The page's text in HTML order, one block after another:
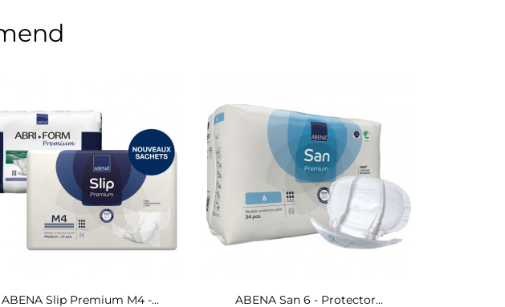
ABENA Slip Premium M4 -... ABENA San 6 - Protector...